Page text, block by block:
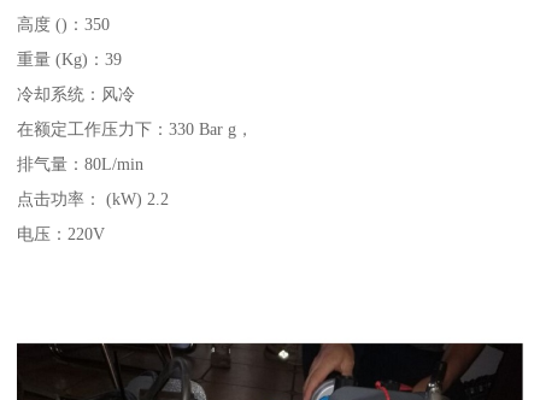
高度 ()：350
重量 (Kg)：39
冷却系统：风冷
在额定工作压力下：330 Bar g，
排气量：80L/min
点击功率： (kW) 2.2
电压：220V